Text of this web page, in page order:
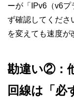
ーが「IPv6（v6
ず確認してくださ
を変えても速度が
勘違い②：
回線は「必